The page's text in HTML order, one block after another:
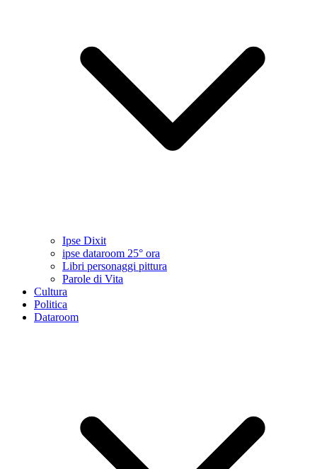
Ipse Dixit
ipse dataroom 25° ora
Libri personaggi pittura
Parole di Vita
Cultura
Politica
Dataroom